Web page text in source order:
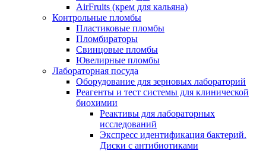
AirFruits (крем для кальяна)
Контрольные пломбы
Пластиковые пломбы
Пломбираторы
Свинцовые пломбы
Ювелирные пломбы
Лабораторная посуда
Оборудование для зерновых лабораторий
Реагенты и тест системы для клинической
биохимии
Реактивы для лабораторных
исследований
Экспресс идентификация бактерий.
Диски с антибиотиками